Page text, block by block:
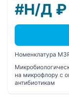
#Н/Д ₽
Номенклатура
на микрофлору с
антибиотикам